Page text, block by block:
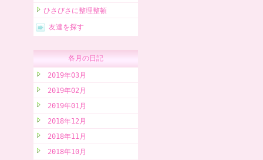
ひさびさに整理整頓
友達を探す
各月の日記
2019年03月
2019年02月
2019年01月
2018年12月
2018年11月
2018年10月